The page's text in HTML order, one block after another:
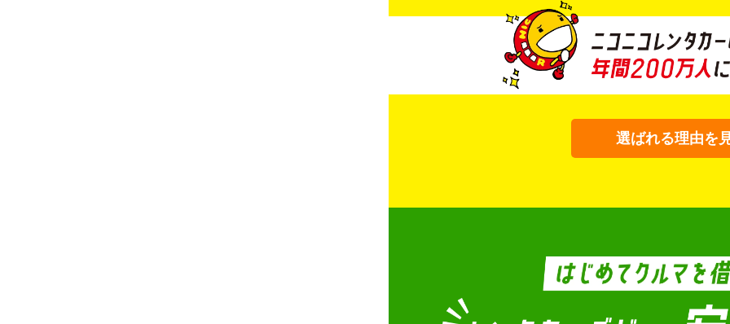
選ばれる理由を